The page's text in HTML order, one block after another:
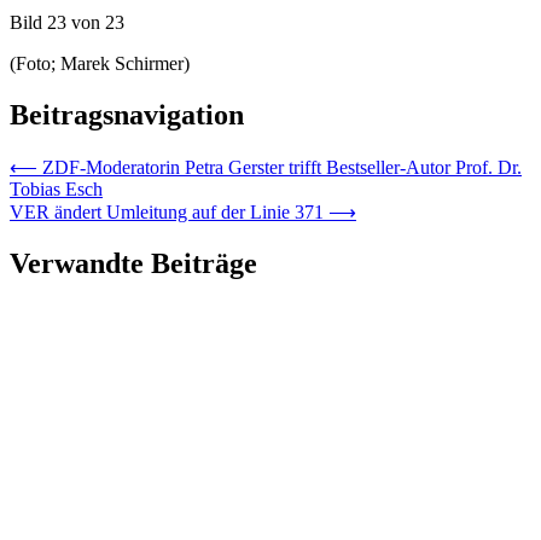
Bild 23 von 23
(Foto; Marek Schirmer)
Beitragsnavigation
⟵ ZDF-Moderatorin Petra Gerster trifft Bestseller-Autor Prof. Dr.
Tobias Esch
VER ändert Umleitung auf der Linie 371 ⟶
Verwandte Beiträge